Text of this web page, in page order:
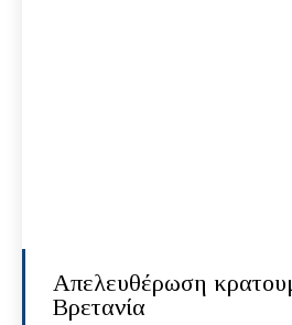
Απελευθέρωση
Βρετανία